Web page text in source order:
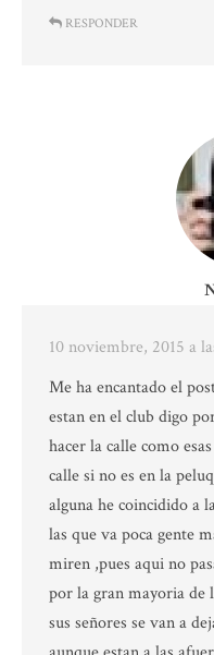
RESPONDER
10 noviembre, 2015 a
Me ha encantado el
estan en el club digo
hacer la calle como
calle si no es en la
alguna he coincidido a
las que va poca gente
miren ,pues aqui no
por la gran mayoria de
sus señores se van a